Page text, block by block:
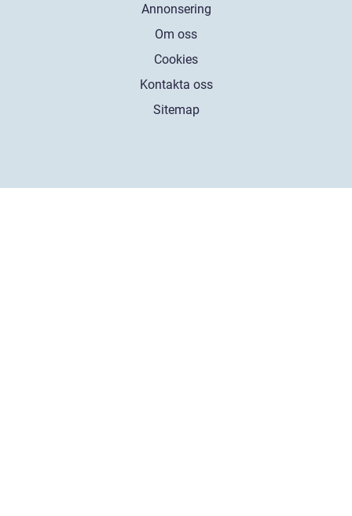
Annonsering
Om oss
Cookies
Kontakta oss
Sitemap